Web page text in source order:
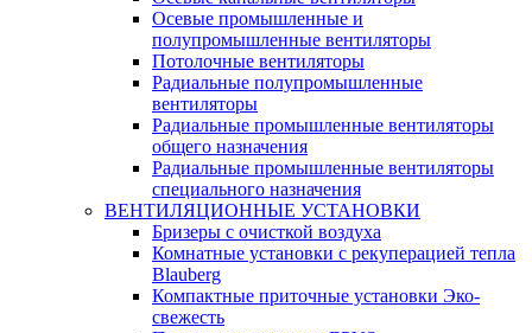
Осевые промышленные и
полупромышленные вентиляторы
Потолочные вентиляторы
Радиальные полупромышленные
вентиляторы
Радиальные промышленные вентиляторы
общего назначения
Радиальные промышленные вентиляторы
специального назначения
ВЕНТИЛЯЦИОННЫЕ УСТАНОВКИ
Бризеры с очисткой воздуха
Комнатные установки с рекуперацией тепла
Blauberg
Компактные приточные установки Эко-
свежесть